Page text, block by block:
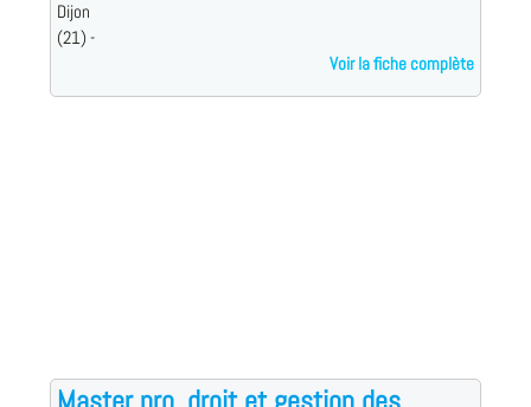
Dijon
(21) -
Voir la fiche complète